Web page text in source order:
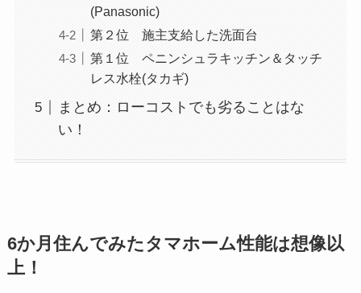
(Panasonic)
第２位 施主支給した洗面台
第１位 ペニンシュラキッチン＆タッチ
レス水栓(タカギ)
まとめ：ローコストでも劣ることはな
い！
6か月住んでみたタマホーム性能は想像以
上！